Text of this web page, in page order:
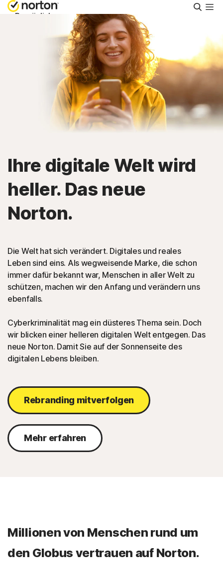
Persönlich
Small Business
Deutschland
Einloggen
Ihre digitale Welt wird
heller. Das neue
Norton.
Die Welt hat sich verändert. Digitales und reales
Leben sind eins. Als wegweisende Marke, die schon
immer dafür bekannt war, Menschen in aller Welt zu
schützen, machen wir den Anfang und verändern uns
ebenfalls.
Cyberkriminalität mag ein düsteres Thema sein. Doch
wir blicken einer helleren digitalen Welt entgegen. Das
neue Norton. Damit Sie auf der Sonnenseite des
digitalen Lebens bleiben.
Rebranding mitverfolgen
Mehr erfahren
Millionen von Menschen rund um
den Globus vertrauen auf Norton.